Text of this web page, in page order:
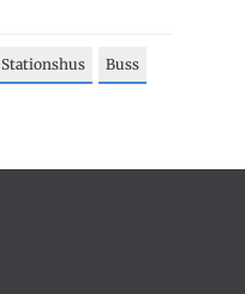
Stationshus Buss